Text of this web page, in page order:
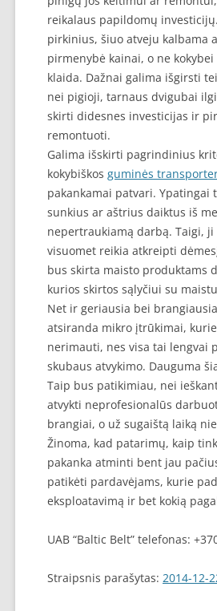
reikalaus papildomų
pirkinius, šiuo atveju kalbama
pirmenybė kainai, o ne
klaida. Dažnai galima išgirsti
nei pigioji, tarnaus dvigubai
skirti didesnes investicijas ir
remontuoti.
Galima išskirti pagrindinius
kokybiškos guminės
pakankamai patvari.
sunkius ar aštrius daiktus iš
nepertraukiamą darbą. Taigi,
visuomet reikia atkreipti
bus skirta maisto produktams
kurios skirtos sąlyčiui su
Net ir geriausia bei
atsiranda mikro įtrūkimai,
nerimauti, nes visa tai lengvai
skubaus atvykimo. Dauguma
Taip bus patikimiau, nei
atvykti neprofesionalūs
brangiai, o už sugaištą laiką
Žinoma, kad patarimų, kaip
pakanka atminti bent jau
patikėti pardavėjams, kurie
eksploatavimą ir bet kokią
UAB “Baltic Belt” telefonas:
Straipsnis parašytas: 2014-12-